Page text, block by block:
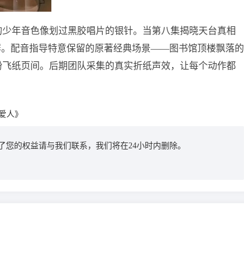
年音色像划过黑胶唱片的银针。当第八集揭晓天台真相
配音指导特意保留的原著经典场景——图书馆顶楼飘落的
纸页间。后期团队采集的真实折纸声效，让每个动作都
人》
的权益请与我们联系，我们将在24小时内删除。